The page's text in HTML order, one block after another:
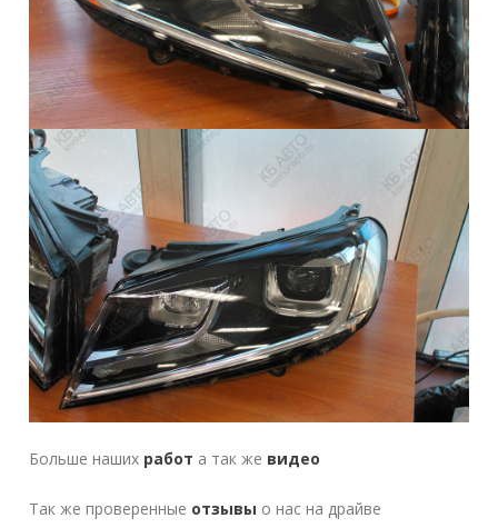
Больше наших работ а так же видео
Так же проверенные отзывы о нас на драйве